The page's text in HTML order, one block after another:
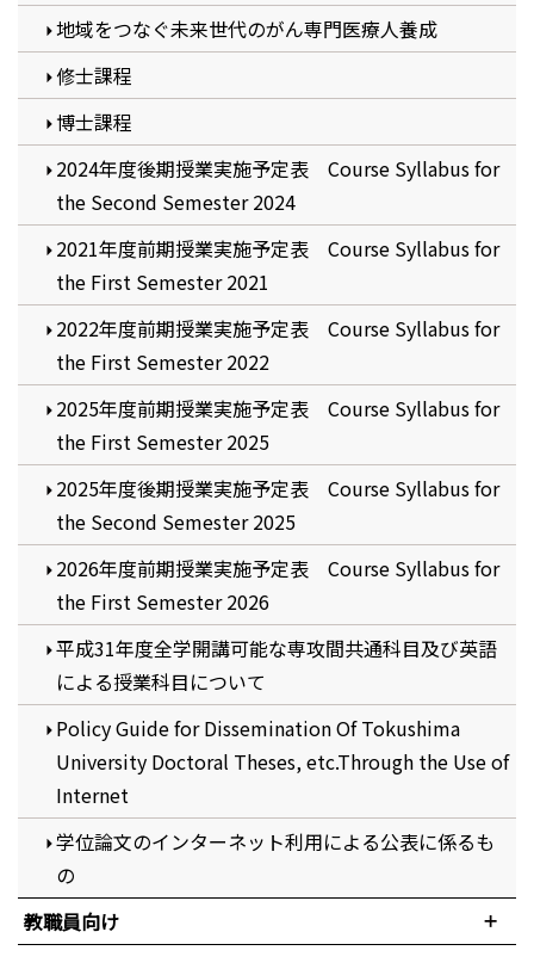
地域をつなぐ未来世代のがん専門医療人養成
修士課程
博士課程
2024年度後期授業実施予定表 Course Syllabus for
the Second Semester 2024
2021年度前期授業実施予定表 Course Syllabus for
the First Semester 2021
2022年度前期授業実施予定表 Course Syllabus for
the First Semester 2022
2025年度前期授業実施予定表 Course Syllabus for
the First Semester 2025
2025年度後期授業実施予定表 Course Syllabus for
the Second Semester 2025
2026年度前期授業実施予定表 Course Syllabus for
the First Semester 2026
平成31年度全学開講可能な専攻間共通科目及び英語
による授業科目について
Policy Guide for Dissemination Of Tokushima
University Doctoral Theses, etc.Through the Use of
Internet
学位論文のインターネット利用による公表に係るも
の
教職員向け